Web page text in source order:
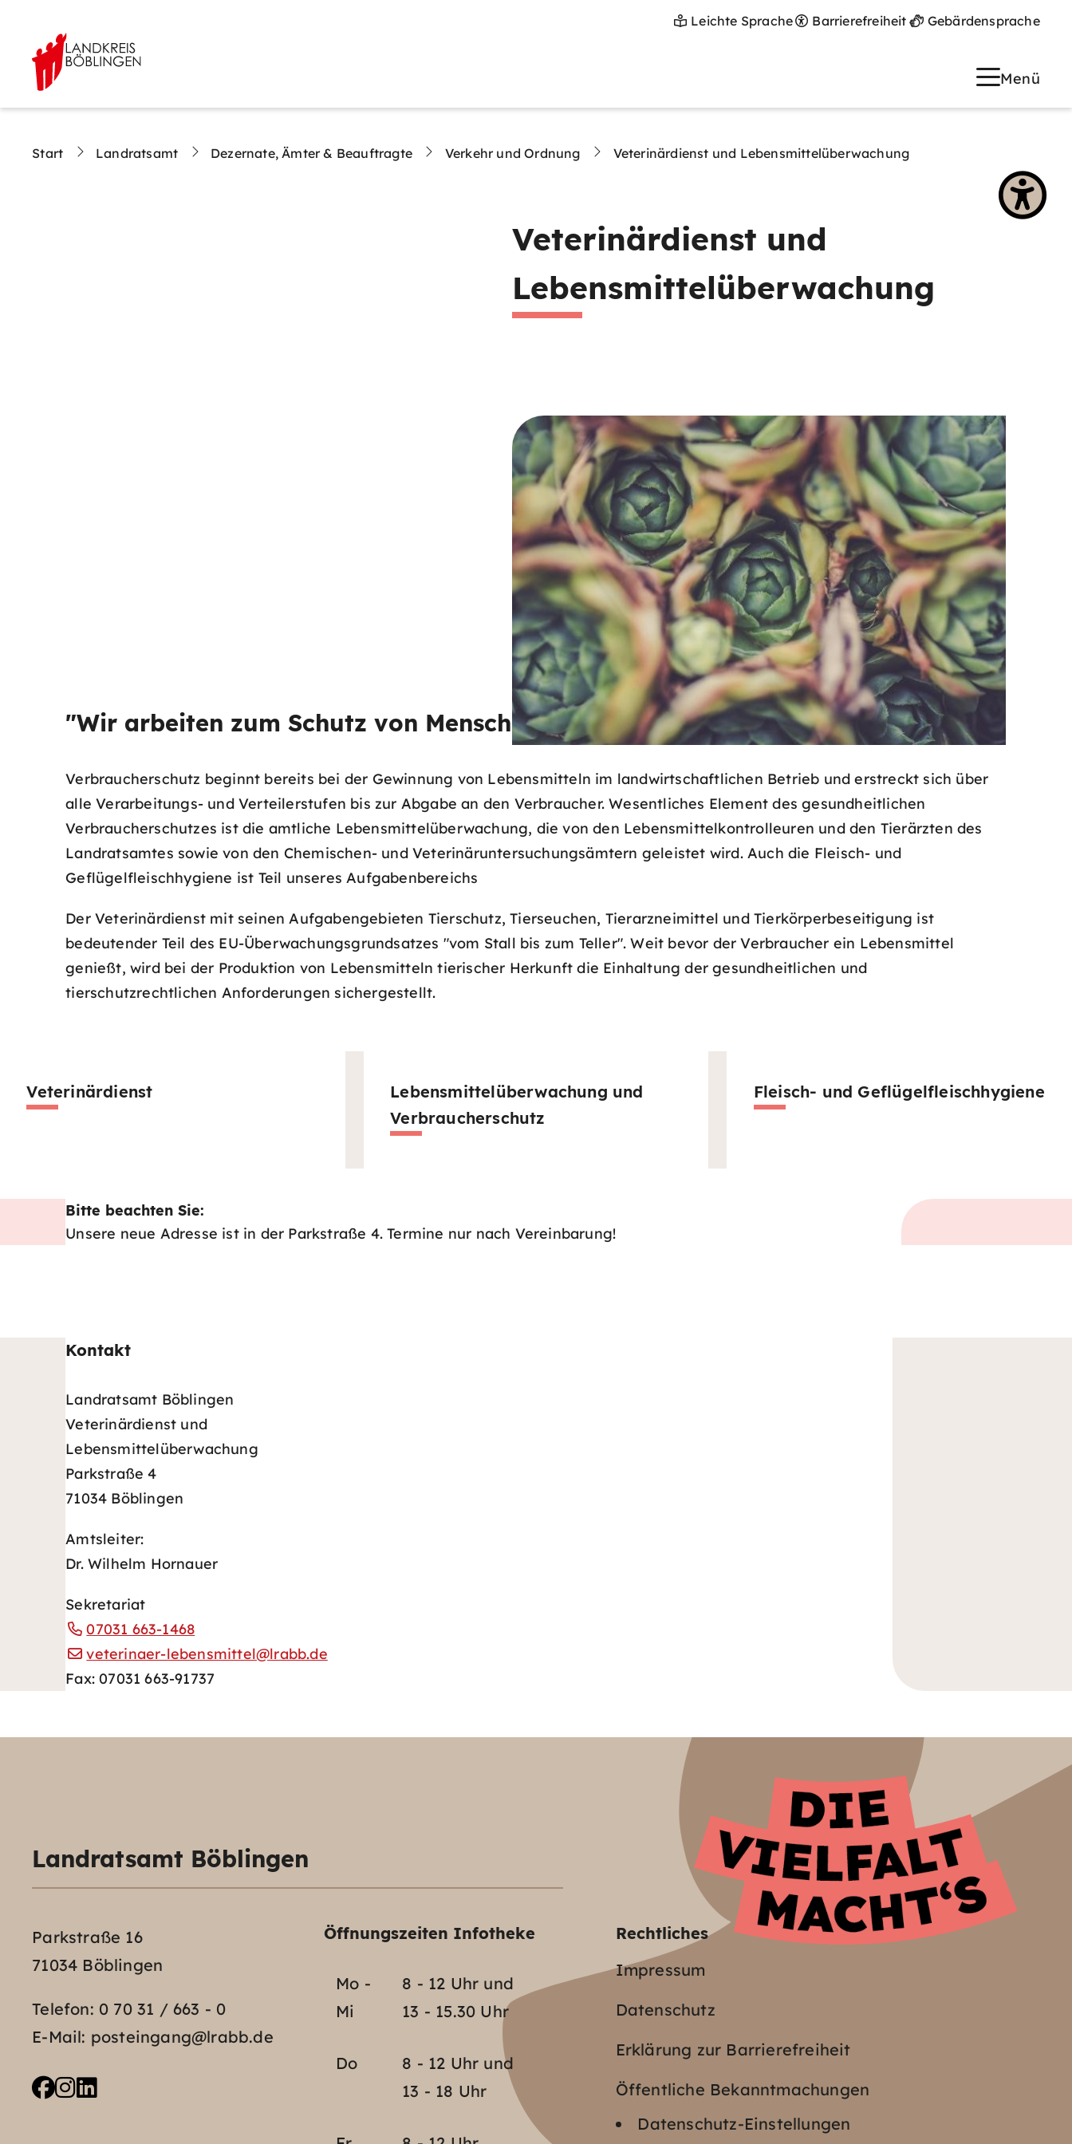
Leichte Sprache Barrierefreiheit Gebärdensprache
Menü
Start Landratsamt Dezernate, Ämter & Beauftragte Verkehr und Ordnung Veterinärdienst und Lebensmittelüberwachung
Veterinärdienst und
Lebensmittelüberwachung
"Wir arbeiten zum Schutz von Mensch und Tier"
Verbraucherschutz beginnt bereits bei der Gewinnung von Lebensmitteln im landwirtschaftlichen Betrieb und erstreckt sich über
alle Verarbeitungs- und Verteilerstufen bis zur Abgabe an den Verbraucher. Wesentliches Element des gesundheitlichen
Verbraucherschutzes ist die amtliche Lebensmittelüberwachung, die von den Lebensmittelkontrolleuren und den Tierärzten des
Landratsamtes sowie von den Chemischen- und Veterinäruntersuchungsämtern geleistet wird. Auch die Fleisch- und
Geflügelfleischhygiene ist Teil unseres Aufgabenbereichs
Der Veterinärdienst mit seinen Aufgabengebieten Tierschutz, Tierseuchen, Tierarzneimittel und Tierkörperbeseitigung ist
bedeutender Teil des EU-Überwachungsgrundsatzes "vom Stall bis zum Teller". Weit bevor der Verbraucher ein Lebensmittel
genießt, wird bei der Produktion von Lebensmitteln tierischer Herkunft die Einhaltung der gesundheitlichen und
tierschutzrechtlichen Anforderungen sichergestellt.
Veterinärdienst
Lebensmittelüberwachung und
Verbraucherschutz
Fleisch- und Geflügelfleischhygiene
Bitte beachten Sie:
Unsere neue Adresse ist in der Parkstraße 4. Termine nur nach Vereinbarung!
Kontakt
Landratsamt Böblingen
Veterinärdienst und
Lebensmittelüberwachung
Parkstraße 4
71034 Böblingen
Amtsleiter:
Dr. Wilhelm Hornauer
Sekretariat
07031 663-1468
veterinaer-lebensmittel@lrabb.de
Fax: 07031 663-91737
Landratsamt Böblingen
Parkstraße 16
71034 Böblingen
Telefon: 0 70 31 / 663 - 0
E-Mail: posteingang@lrabb.de
Öffnungszeiten Infotheke
Mo -
Mi
8 - 12 Uhr und
13 - 15.30 Uhr
Do
8 - 12 Uhr und
13 - 18 Uhr
Rechtliches
Impressum
Datenschutz
Erklärung zur Barrierefreiheit
Öffentliche Bekanntmachungen
Datenschutz-Einstellungen